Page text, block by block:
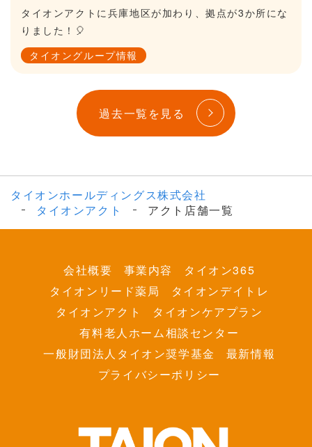
タイオンアクトに兵庫地区が加わり、拠点が3か所にな
りました！🎈
タイオングループ情報
過去一覧を見る
タイオンホールディングス株式会社
タイオンアクト
アクト店舗一覧
会社概要 事業内容
タイオン365
タイオンリード薬局
タイオンデイトレ
タイオンアクト
タイオンケアプラン
有料老人ホーム相談センター
一般財団法人タイオン奨学基金
最新情報
プライバシーポリシー